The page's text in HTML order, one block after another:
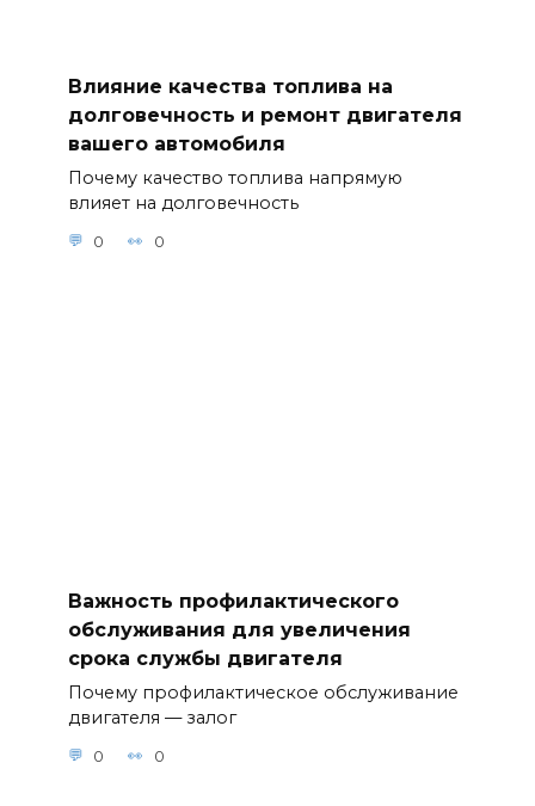
Влияние качества топлива на
долговечность и ремонт двигателя
вашего автомобиля
Почему качество топлива напрямую
влияет на долговечность
0 0
Важность профилактического
обслуживания для увеличения
срока службы двигателя
Почему профилактическое обслуживание
двигателя — залог
0 0